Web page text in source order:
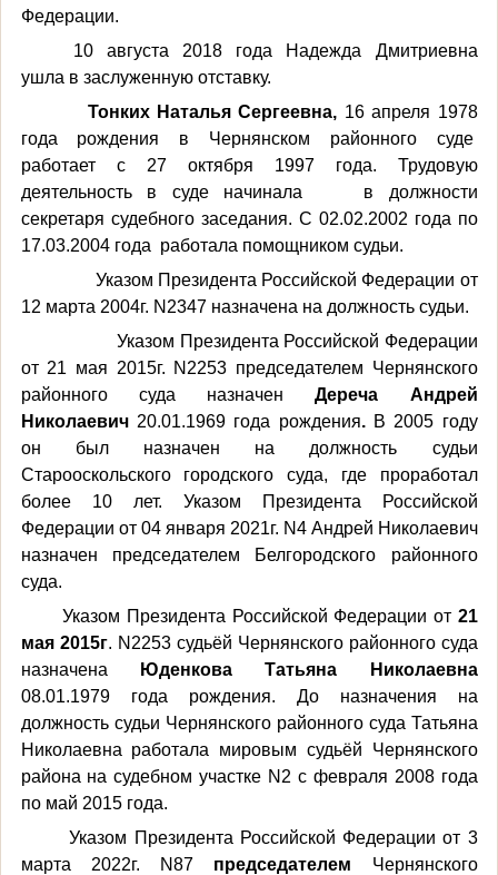
Федерации.
10 августа 2018 года Надежда Дмитриевна
ушла в заслуженную отставку.
Тонких Наталья Сергеевна, 16 апреля 1978
года рождения в Чернянском районного суде
работает с 27 октября 1997 года. Трудовую
деятельность в суде начинала в должности
секретаря судебного заседания. С 02.02.2002 года по
17.03.2004 года работала помощником судьи.
Указом Президента Российской Федерации от
12 марта 2004г. N2347 назначена на должность судьи.
Указом Президента Российской Федерации
от 21 мая 2015г. N2253 председателем Чернянского
районного суда назначенДереча Андрей
Николаевич 20.01.1969 года рождения. В 2005 году
он был назначен на должность судьи
Старооскольского городского суда, где проработал
более 10 лет. Указом Президента Российской
Федерации от 04 января 2021г. N4 Андрей Николаевич
назначен председателем Белгородского районного
суда.
Указом Президента Российской Федерации от 21
мая 2015г. N2253 судьёй Чернянского районного суда
назначена
Юденкова Татьяна Николаевна
08.01.1979 года рождения. До назначения на
должность судьи Чернянского районного суда Татьяна
Николаевна работала мировым судьёй Чернянского
района на судебном участке N2 с февраля 2008 года
по май 2015 года.
Указом Президента Российской Федерации от 3
марта 2022г.
N87 председателем Чернянского